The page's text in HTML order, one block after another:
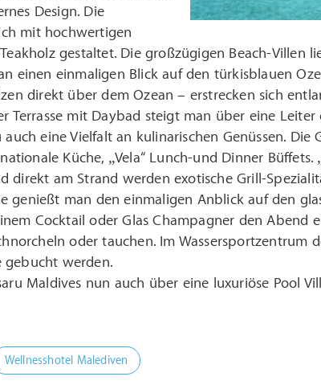
Design. Die
mit hochwertigen
gestaltet. Die großzügigen Beach-Villen
einen einmaligen Blick auf den türkisblauen
direkt über dem Ozean – erstrecken sich
Terrasse mit Daybad steigt man über eine
auch eine Vielfalt an kulinarischen Genüssen.
Küche, „Vela“ Lunch-und Dinner
direkt am Strand werden exotische Grill-
genießt man den einmaligen Anblick auf den
Cocktail oder Glas Champagner den Abend
oder tauchen. Im Wassersportzentrum
gebucht werden.
Maldives nun auch über eine luxuriöse Pool
Wellnesshotel Malediven